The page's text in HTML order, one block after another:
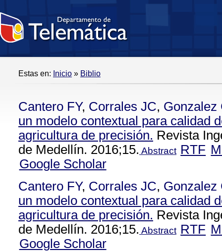
Estas en: Inicio » Biblio
Cantero FY, Corrales JC, Gonzalez
un modelo contextual para calidad
agricultura de precisión. Revista
de Medellín. 2016;15. Abstract RTF
Google Scholar
Cantero FY, Corrales JC, Gonzalez
un modelo contextual para calidad
agricultura de precisión. Revista
de Medellín. 2016;15. Abstract RTF
Google Scholar